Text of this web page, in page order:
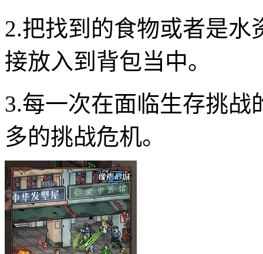
2.把找到的食物或者是
接放入到背包当中。
3.每一次在面临生存挑
多的挑战危机。